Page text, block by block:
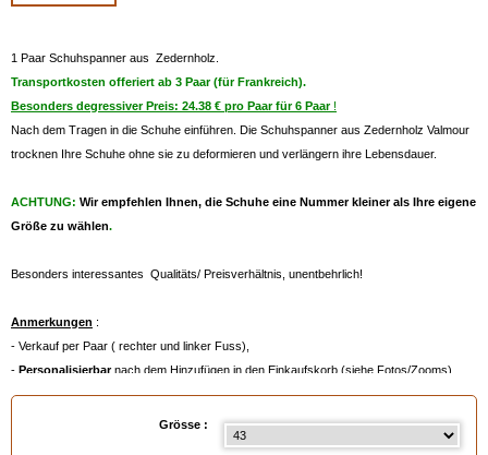
1 Paar Schuhspanner aus Zedernholz.
Transportkosten offeriert ab 3 Paar (für Frankreich).
Besonders degressiver Preis: 24.38 € pro Paar für 6 Paar!
Nach dem Tragen in die Schuhe einführen. Die Schuhspanner aus Zedernholz Valmour
trocknen Ihre Schuhe ohne sie zu deformieren und verlängern ihre Lebensdauer.
ACHTUNG: Wir empfehlen Ihnen, die Schuhe eine Nummer kleiner als Ihre eigene
Größe zu wählen.
Besonders interessantes Qualitäts/ Preisverhältnis, unentbehrlich!
Anmerkungen :
- Verkauf per Paar ( rechter und linker Fuss),
- Personalisierbarnach dem Hinzufügen in den Einkaufskorb (siehe Fotos/Zooms).
- Diese Schuhspanner fallen eher gross aus, wir raten Ihnan daher, die Grösse eine
Nummer kleiner als Ihre übliche Grösse zu wählen.
- Maβe in cm (Breite/ Länge) nach Plazierung im Schuh (
Federn zusammengedrückt
Grösse :